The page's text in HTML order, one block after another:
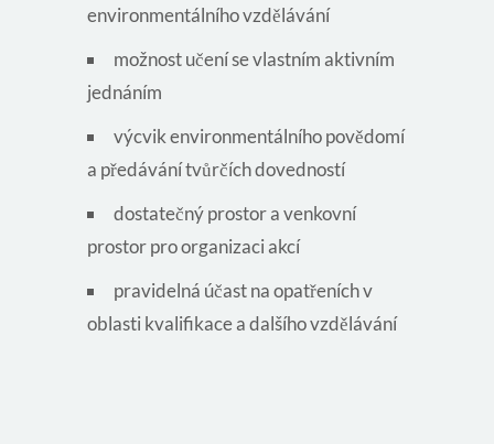
environmentálního vzdělávání
možnost učení se vlastním aktivním
jednáním
výcvik environmentálního povědomí
a předávání tvůrčích dovedností
dostatečný prostor a venkovní
prostor pro organizaci akcí
pravidelná účast na opatřeních v
oblasti kvalifikace a dalšího vzdělávání